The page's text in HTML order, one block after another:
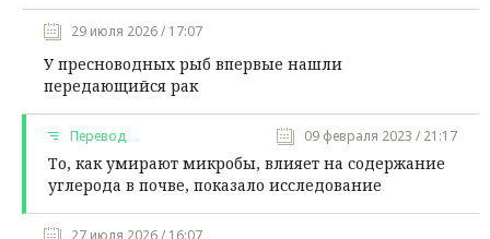
29 июля 2026 / 17:07
У пресноводных рыб впервые нашли
передающийся рак
Перевод 09 февраля 2023 / 21:17
То, как умирают микробы, влияет на содержание
углерода в почве, показало исследование